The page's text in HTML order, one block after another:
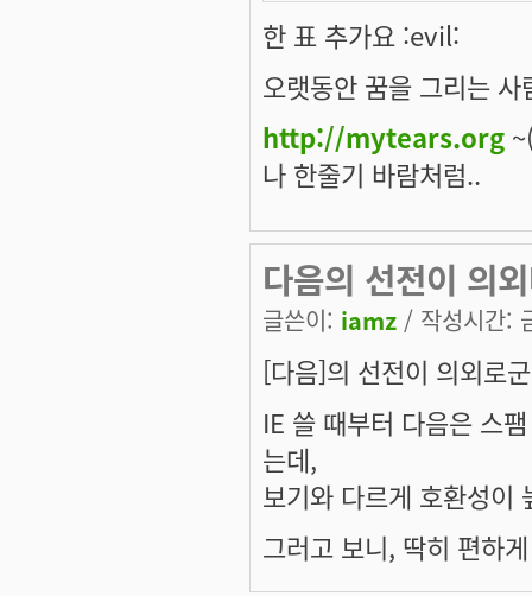
한 표 추가요 :evil:
오랫동안 꿈을 그리는
http://mytears.org
나 한줄기 바람처럼..
다음의 선전이 의
글쓴이: iamz / 작성시간:
[다음]의 선전이 의외로
IE 쓸 때부터 다음은 스
는데,
보기와 다르게 호환성이
그러고 보니, 딱히 편하